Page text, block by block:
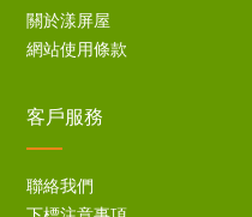
關於漾屏屋
網站使用條款
客戶服務
聯絡我們